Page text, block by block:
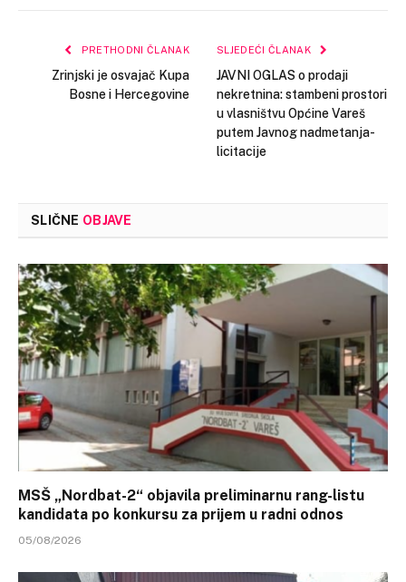
PRETHODNI ČLANAK
Zrinjski je osvajač Kupa
Bosne i Hercegovine
SLJEDEĆI ČLANAK
JAVNI OGLAS o prodaji
nekretnina: stambeni prostori
u vlasništvu Općine Vareš
putem Javnog nadmetanja-
licitacije
SLIČNE OBJAVE
MSŠ „Nordbat-2“ objavila preliminarnu rang-listu
kandidata po konkursu za prijem u radni odnos
05/08/2026